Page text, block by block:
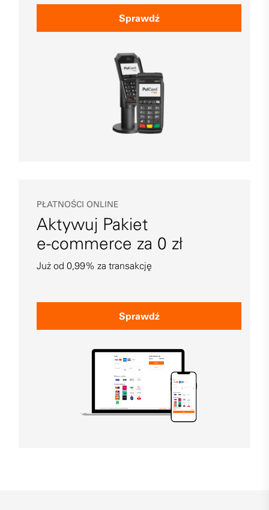
Sprawdź
PŁATNOŚCI ONLINE
Aktywuj Pakiet
e-commerce za 0 zł
Już od 0,99% za transakcję
Sprawdź